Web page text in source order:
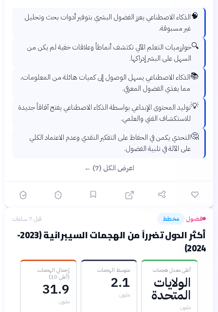
🧠الذكاء الاصطناعي يعزز الفضول البشري بتوفير أدوات بحث وتحليل
غير مسبوقة.
🔍خوارزميات التعلم الآلي تكتشف أنماطاً وعلاقات خفية لم يكن من
السهل على البشر إدراكها.
📚الذكاء الاصطناعي يسهل الوصول إلى كميات هائلة من المعلومات،
مما يغذي الفضول المعرفي.
💡توليد المحتوى الإبداعي بواسطة الذكاء الاصطناعي يفتح آفاقاً جديدة
للاستكشاف الفني والعلمي.
🤔التحدي يكمن في الحفاظ على التفكير النقدي وعدم الاعتماد الكلي
على الآلة في تلبية الفضول.
اعرض الكل (7) ←
فضول› مخطط قبل 7 ساعات
أكثر الدول تضرراً من الهجمات السيبرانية (2023-
2024)
أعلى معدل هجمات
الولايات
المتحدة
مليون
متوسط الهجمات
2.1
مليون
إجمالي الهجمات
(أعلى 10)
31.9
مليون